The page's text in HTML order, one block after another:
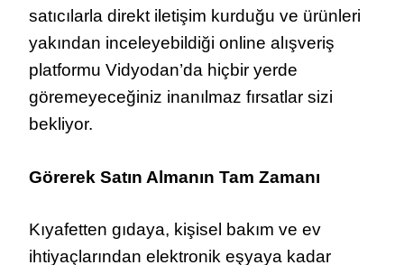
satıcılarla direkt iletişim kurduğu ve ürünleri
yakından inceleyebildiği online alışveriş
platformu Vidyodan’da hiçbir yerde
göremeyeceğiniz inanılmaz fırsatlar sizi
bekliyor.
Görerek Satın Almanın Tam Zamanı
Kıyafetten gıdaya, kişisel bakım ve ev
ihtiyaçlarından elektronik eşyaya kadar